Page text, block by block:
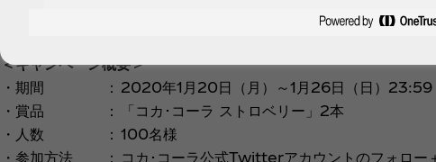
「コカ･コーラ ストロベリー」2本セットが抽選で100名様に当
か「#きゅんコーク」で検索して確認いただけます。
＜キャンペーン概要＞
・期間
： 2020年1月20日（月）～1月26日（日）23:59
・賞品
：
「コカ･コーラ ストロベリー」2本
・人数
： 100名様
・参加方法
： コカ･コーラ公式Twitterアカウントのフォロー